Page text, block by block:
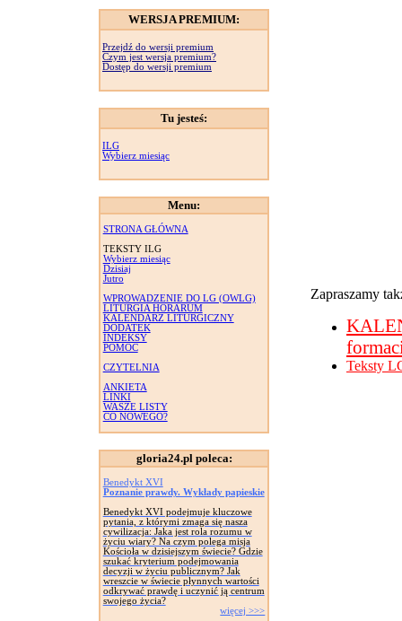
WERSJA PREMIUM:
Przejdź do wersji premium
Czym jest wersja premium?
Dostęp do wersji premium
Tu jesteś:
ILG
Wybierz miesiąc
Menu:
STRONA GŁÓWNA
TEKSTY ILG
Wybierz miesiąc
Dzisiaj
Jutro
WPROWADZENIE DO LG (OWLG)
LITURGIA HORARUM
KALENDARZ LITURGICZNY
DODATEK
INDEKSY
POMOC
CZYTELNIA
ANKIETA
LINKI
WASZE LISTY
CO NOWEGO?
gloria24.pl poleca:
Benedykt XVI
Poznanie prawdy. Wykłady papieskie
Benedykt XVI podejmuje kluczowe
pytania, z którymi zmaga się nasza
cywilizacja: Jaka jest rola rozumu w
życiu wiary? Na czym polega misja
Kościoła w dzisiejszym świecie? Gdzie
szukać kryterium podejmowania
decyzji w życiu publicznym? Jak
wreszcie w świecie płynnych wartości
odkrywać prawdę i uczynić ją centrum
swojego życia?
więcej >>>
Zapraszamy
Teksty